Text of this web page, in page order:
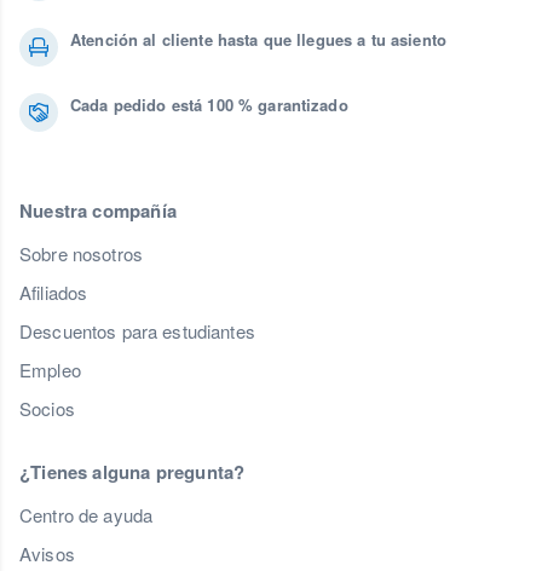
Atención al cliente hasta que llegues a tu asiento
Cada pedido está 100 % garantizado
Nuestra compañía
Sobre nosotros
Afiliados
Descuentos para estudiantes
Empleo
Socios
¿Tienes alguna pregunta?
Centro de ayuda
Avisos